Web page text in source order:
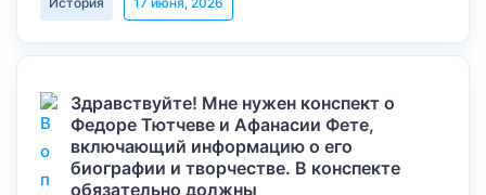
Здравствуйте! Мне нужен конспект о
Федоре Тютчеве и Афанасии Фете,
включающий информацию о его
биографии и творчестве. В конспекте
обязательно должны